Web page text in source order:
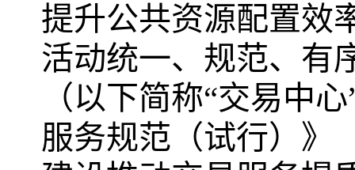
提升公共资源配置效
活动统一、规范、有
（以下简称“交易中
服务规范（试行）》